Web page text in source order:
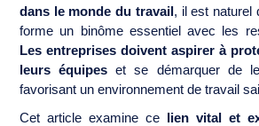
dans le monde du travail, il est naturel
forme un binôme essentiel avec les
Les entreprises doivent aspirer à
leurs équipes et se démarquer de
favorisant un environnement de travail
Cet article examine ce lien vital et